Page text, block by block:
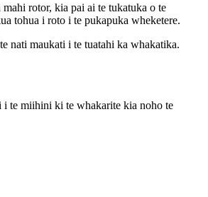
rotor, kia pai ai te tukatuka o te
tohua i roto i te pukapuka wheketere.
nati maukati i te tuatahi ka whakatika.
i te miihini ki te whakarite kia noho te